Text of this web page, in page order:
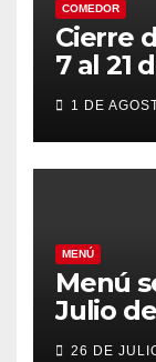
COMEDOR
Cierre
7 al 21
1 DE
MENÚ
Menú
Julio
26 DE